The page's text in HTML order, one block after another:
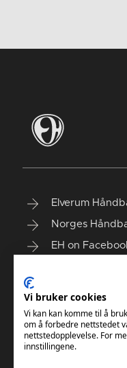
Elverum
Norges
EH on
Vi bruker cookies
Vi kan kan komme til å
om å forbedre nettstedet
nettstedopplevelse. For
innstillingene.